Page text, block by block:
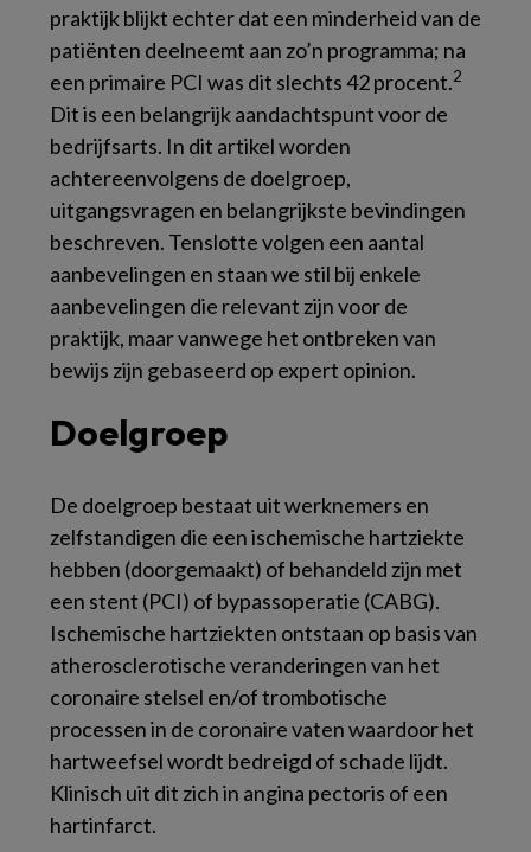
praktijk blijkt echter dat een minderheid van de
patiënten deelneemt aan zo’n programma; na
een primaire PCI was dit slechts 42 procent.2
Dit is een belangrijk aandachtspunt voor de
bedrijfsarts. In dit artikel worden
achtereenvolgens de doelgroep,
uitgangsvragen en belangrijkste bevindingen
beschreven. Tenslotte volgen een aantal
aanbevelingen en staan we stil bij enkele
aanbevelingen die relevant zijn voor de
praktijk, maar vanwege het ontbreken van
bewijs zijn gebaseerd op expert opinion.
Doelgroep
De doelgroep bestaat uit werknemers en
zelfstandigen die een ischemische hartziekte
hebben (doorgemaakt) of behandeld zijn met
een stent (PCI) of bypassoperatie (CABG).
Ischemische hartziekten ontstaan op basis van
atherosclerotische veranderingen van het
coronaire stelsel en/of trombotische
processen in de coronaire vaten waardoor het
hartweefsel wordt bedreigd of schade lijdt.
Klinisch uit dit zich in angina pectoris of een
hartinfarct.